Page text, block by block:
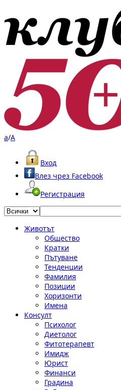
a/A
Вход
Влез чрез Facebook
Регистрация
Животът
Общество
Кратки
Пътуване
Тенденции
Фамилия
Позиции
Хоризонти
Имена
Консулт
Психолог
Диетолог
Фитотерапевт
Имидж
Юрист
Финанси
Градина